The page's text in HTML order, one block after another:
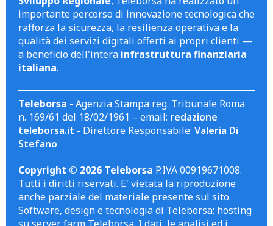
importante percorso di innovazione tecnologica che
rafforza la sicurezza, la resilienza operativa e la
qualità dei servizi digitali offerti ai propri clienti —
a beneficio dell'intera infrastruttura finanziaria
italiana.
Teleborsa - Agenzia Stampa reg. Tribunale Roma
n. 169/61 del 18/02/1961 – email: redazione
teleborsa.it - Direttore Responsabile: Valeria Di
Stefano
Copyright © 2026 Teleborsa P.IVA 00919671008.
Tutti i diritti riservati. E' vietata la riproduzione
anche parziale del materiale presente sul sito.
Software, design e tecnologia di Teleborsa; hosting